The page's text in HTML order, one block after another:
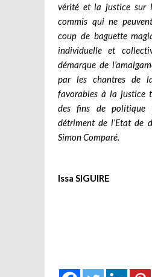
vérité et la justice sur
commis qui ne
coup de baguette
individuelle et
démarque de
par les chantres de
favorables à la justice
des fins de politique
détriment de l’Etat de
Simon Comparé.
Issa SIGUIRE